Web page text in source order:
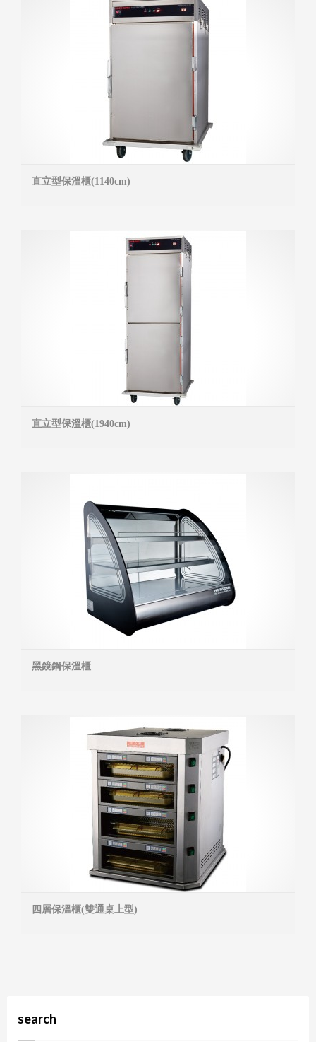
直立型保溫櫃(1140cm)
直立型保溫櫃(1940cm)
黑鏡鋼保溫櫃
四層保溫櫃(雙通桌上型)
search